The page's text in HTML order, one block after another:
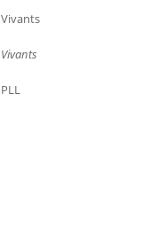
Vivants
Vivants
PLL